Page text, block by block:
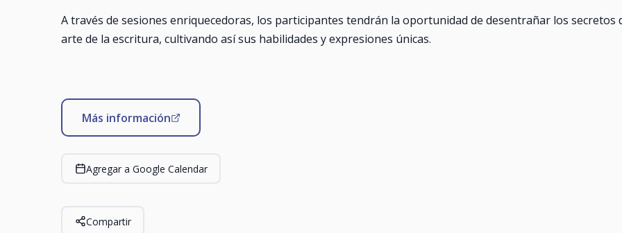
A través de sesiones enriquecedoras, los participantes tendrán la oportunidad de desentrañar los secretos
arte de la escritura, cultivando así sus habilidades y expresiones únicas.
Más información
Agregar a Google Calendar
Compartir